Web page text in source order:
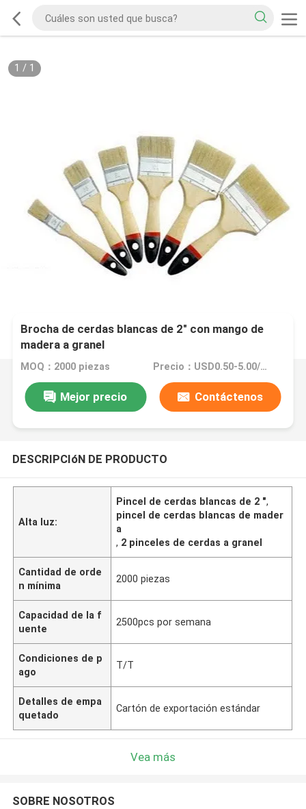
1 / 1
Brocha de cerdas blancas de 2" con mango de
madera a granel
MOQ：2000 piezas Precio：USD0.50-5.00/Pc
Mejor precio Contáctenos
DESCRIPCIóN DE PRODUCTO
Alta luz:
Pincel de cerdas blancas de 2 ",
pincel de cerdas blancas de mader
a
, 2 pinceles de cerdas a granel
Cantidad de orde
n mínima
2000 piezas
Capacidad de la f
uente
2500pcs por semana
Condiciones de p
ago
T/T
Detalles de empa
quetado
Cartón de exportación estándar
Vea más
SOBRE NOSOTROS